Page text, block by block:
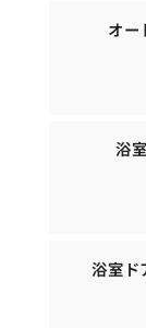
オー
浴
浴室ド